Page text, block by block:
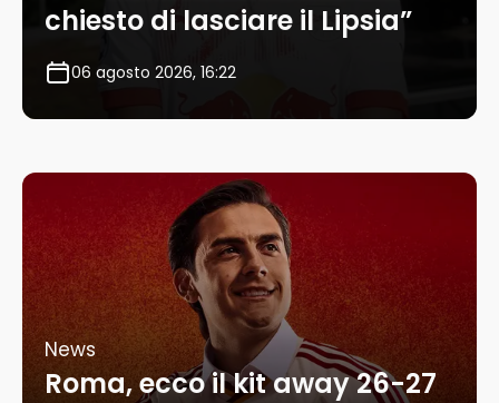
chiesto di lasciare il Lipsia”
06 agosto 2026, 16:22
News
Roma, ecco il kit away 26-27